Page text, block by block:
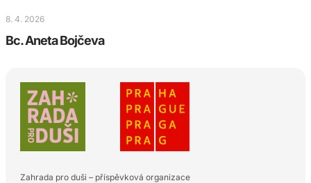
8. 4. 2026
Bc. Aneta Bojčeva
Zahrada pro duši – příspěvková organizace